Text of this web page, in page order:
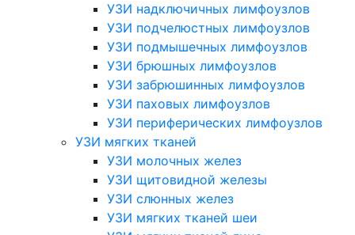
УЗИ надключичных лимфоузлов
УЗИ подчелюстных лимфоузлов
УЗИ подмышечных лимфоузлов
УЗИ брюшных лимфоузлов
УЗИ забрюшинных лимфоузлов
УЗИ паховых лимфоузлов
УЗИ периферических лимфоузлов
УЗИ мягких тканей
УЗИ молочных желез
УЗИ щитовидной железы
УЗИ слюнных желез
УЗИ мягких тканей шеи